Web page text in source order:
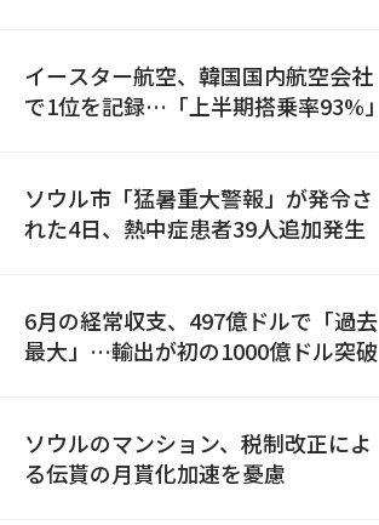
イースター航空、韓国国内航空会社
で1位を記録…「上半期搭乗率93%」
ソウル市「猛暑重大警報」が発令さ
れた4日、熱中症患者39人追加発生
6月の経常収支、497億ドルで「過去
最大」…輸出が初の1000億ドル突破
ソウルのマンション、税制改正によ
る伝貰の月貰化加速を憂慮